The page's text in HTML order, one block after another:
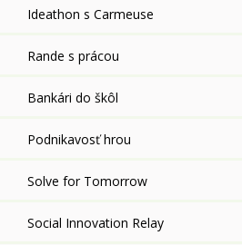
Ideathon s Carmeuse
Rande s prácou
Bankári do škôl
Podnikavosť hrou
Solve for Tomorrow
Social Innovation Relay